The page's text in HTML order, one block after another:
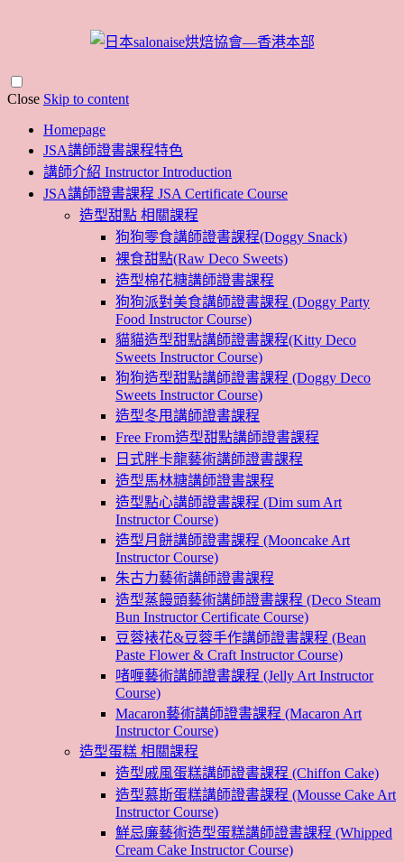
Close Skip to content
Homepage
JSA講師證書課程特色
講師介紹 Instructor Introduction
JSA講師證書課程 JSA Certificate Course
造型甜點 相關課程
狗狗零食講師證書課程(Doggy Snack)
裸食甜點(Raw Deco Sweets)
造型棉花糖講師證書課程
狗狗派對美食講師證書課程 (Doggy Party
Food Instructor Course)
貓貓造型甜點講師證書課程(Kitty Deco
Sweets Instructor Course)
狗狗造型甜點講師證書課程 (Doggy Deco
Sweets Instructor Course)
造型冬甩講師證書課程
Free From造型甜點講師證書課程
日式胖卡龍藝術講師證書課程
造型馬林糖講師證書課程
造型點心講師證書課程 (Dim sum Art
Instructor Course)
造型月餅講師證書課程 (Mooncake Art
Instructor Course)
朱古力藝術講師證書課程
造型蒸饅頭藝術講師證書課程 (Deco Steam
Bun Instructor Certificate Course)
豆蓉裱花&豆蓉手作講師證書課程 (Bean
Paste Flower & Craft Instructor Course)
啫喱藝術講師證書課程 (Jelly Art Instructor
Course)
Macaron藝術講師證書課程 (Macaron Art
Instructor Course)
造型蛋糕 相關課程
造型戚風蛋糕講師證書課程 (Chiffon Cake)
造型慕斯蛋糕講師證書課程 (Mousse Cake Art
Instructor Course)
鮮忌廉藝術造型蛋糕講師證書課程 (Whipped
Cream Cake Instructor Course)